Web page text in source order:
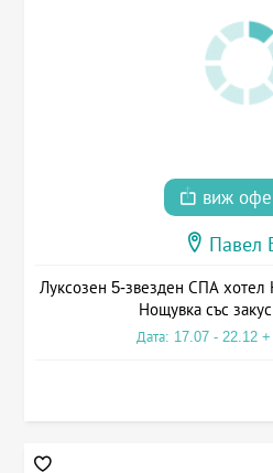
виж
Павел
Луксозен 5-звезден СПА хотел
Нощувка със
Дата: 17.07 - 22.12 +